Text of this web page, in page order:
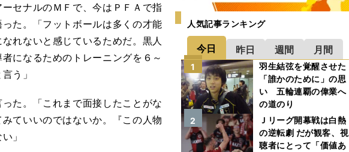
セナルのＭＦで、今はＰＦＡで指
た。「フットボールは多くの才能
れないと感じているためだ。黒人
になるためのトレーニングを６～
う」
た。「これまで面接したことがな
ていいのではないか。『この人物
」
人気記事ランキング
今日 昨日 週間 月間
羽生結弦を覚醒させた
「誰かのために」の思
い 五輪連覇の偉業へ
の道のり
1
Ｊリーグ開幕戦は白熱
の逆転劇 だが観客、視
聴者にとって「価値あ
2